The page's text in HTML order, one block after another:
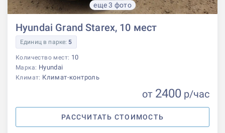
еще 3 фото
Hyundai Grand Starex, 10 мест
Единиц в парке: 5
Количество мест: 10
Марка: Hyundai
Климат: Климат-контроль
от 2400 р/час
РАССЧИТАТЬ СТОИМОСТЬ